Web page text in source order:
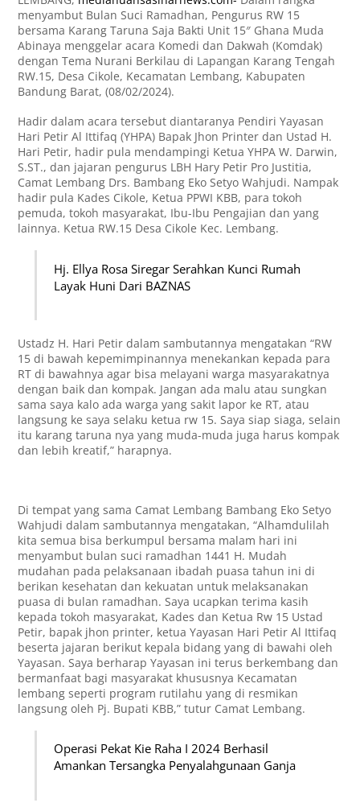
menyambut Bulan Suci Ramadhan, Pengurus RW 15
bersama Karang Taruna Saja Bakti Unit 15″ Ghana Muda
Abinaya menggelar acara Komedi dan Dakwah (Komdak)
dengan Tema Nurani Berkilau di Lapangan Karang Tengah
RW.15, Desa Cikole, Kecamatan Lembang, Kabupaten
Bandung Barat, (08/02/2024).
Hadir dalam acara tersebut diantaranya Pendiri Yayasan
Hari Petir Al Ittifaq (YHPA) Bapak Jhon Printer dan Ustad H.
Hari Petir, hadir pula mendampingi Ketua YHPA W. Darwin,
S.ST., dan jajaran pengurus LBH Hary Petir Pro Justitia,
Camat Lembang Drs. Bambang Eko Setyo Wahjudi. Nampak
hadir pula Kades Cikole, Ketua PPWI KBB, para tokoh
pemuda, tokoh masyarakat, Ibu-Ibu Pengajian dan yang
lainnya. Ketua RW.15 Desa Cikole Kec. Lembang.
Hj. Ellya Rosa Siregar Serahkan Kunci Rumah
Layak Huni Dari BAZNAS
Ustadz H. Hari Petir dalam sambutannya mengatakan “RW
15 di bawah kepemimpinannya menekankan kepada para
RT di bawahnya agar bisa melayani warga masyarakatnya
dengan baik dan kompak. Jangan ada malu atau sungkan
sama saya kalo ada warga yang sakit lapor ke RT, atau
langsung ke saya selaku ketua rw 15. Saya siap siaga, selain
itu karang taruna nya yang muda-muda juga harus kompak
dan lebih kreatif,” harapnya.
Di tempat yang sama Camat Lembang Bambang Eko Setyo
Wahjudi dalam sambutannya mengatakan, “Alhamdulilah
kita semua bisa berkumpul bersama malam hari ini
menyambut bulan suci ramadhan 1441 H. Mudah
mudahan pada pelaksanaan ibadah puasa tahun ini di
berikan kesehatan dan kekuatan untuk melaksanakan
puasa di bulan ramadhan. Saya ucapkan terima kasih
kepada tokoh masyarakat, Kades dan Ketua Rw 15 Ustad
Petir, bapak jhon printer, ketua Yayasan Hari Petir Al Ittifaq
beserta jajaran berikut kepala bidang yang di bawahi oleh
Yayasan. Saya berharap Yayasan ini terus berkembang dan
bermanfaat bagi masyarakat khususnya Kecamatan
lembang seperti program rutilahu yang di resmikan
langsung oleh Pj. Bupati KBB,” tutur Camat Lembang.
Operasi Pekat Kie Raha I 2024 Berhasil
Amankan Tersangka Penyalahgunaan Ganja